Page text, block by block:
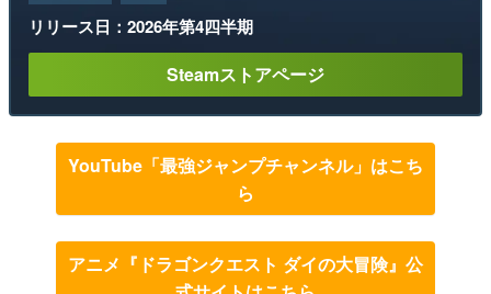
リリース日：2026年第4四半期
Steamストアページ
YouTube「最強ジャンプチャンネル」はこち
ら
アニメ『ドラゴンクエスト ダイの大冒険』公